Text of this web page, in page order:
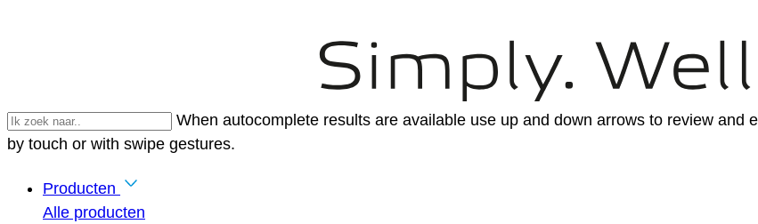
When autocomplete results are available use up and down arrows to review and
by touch or with swipe gestures.
Producten
Alle producten